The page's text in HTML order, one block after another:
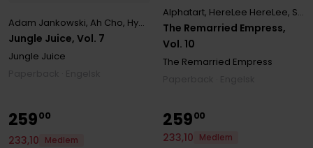
Jungle Juice, Vol. 7
Adam Jankowski, Ah Cho, Hyeong Hyeong Eun ,JUDER JUDER
Jungle Juice
The Remarried Empress,
Vol. 10
Alphatart, HereLee HereLee, Shirley Chen
The Remarried Empress
25900
233,10
Medlem
25900
233,10
Medlem